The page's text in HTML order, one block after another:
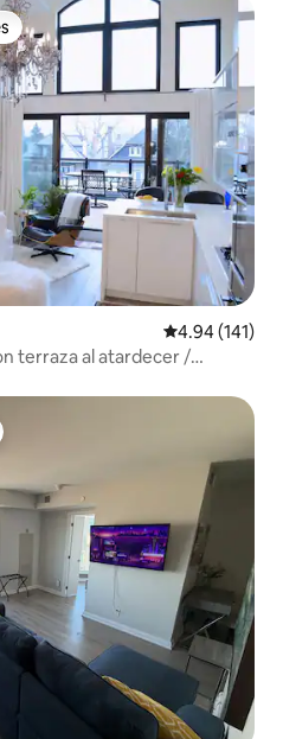
Calificación
4.94 (141)
terraza al atardecer /